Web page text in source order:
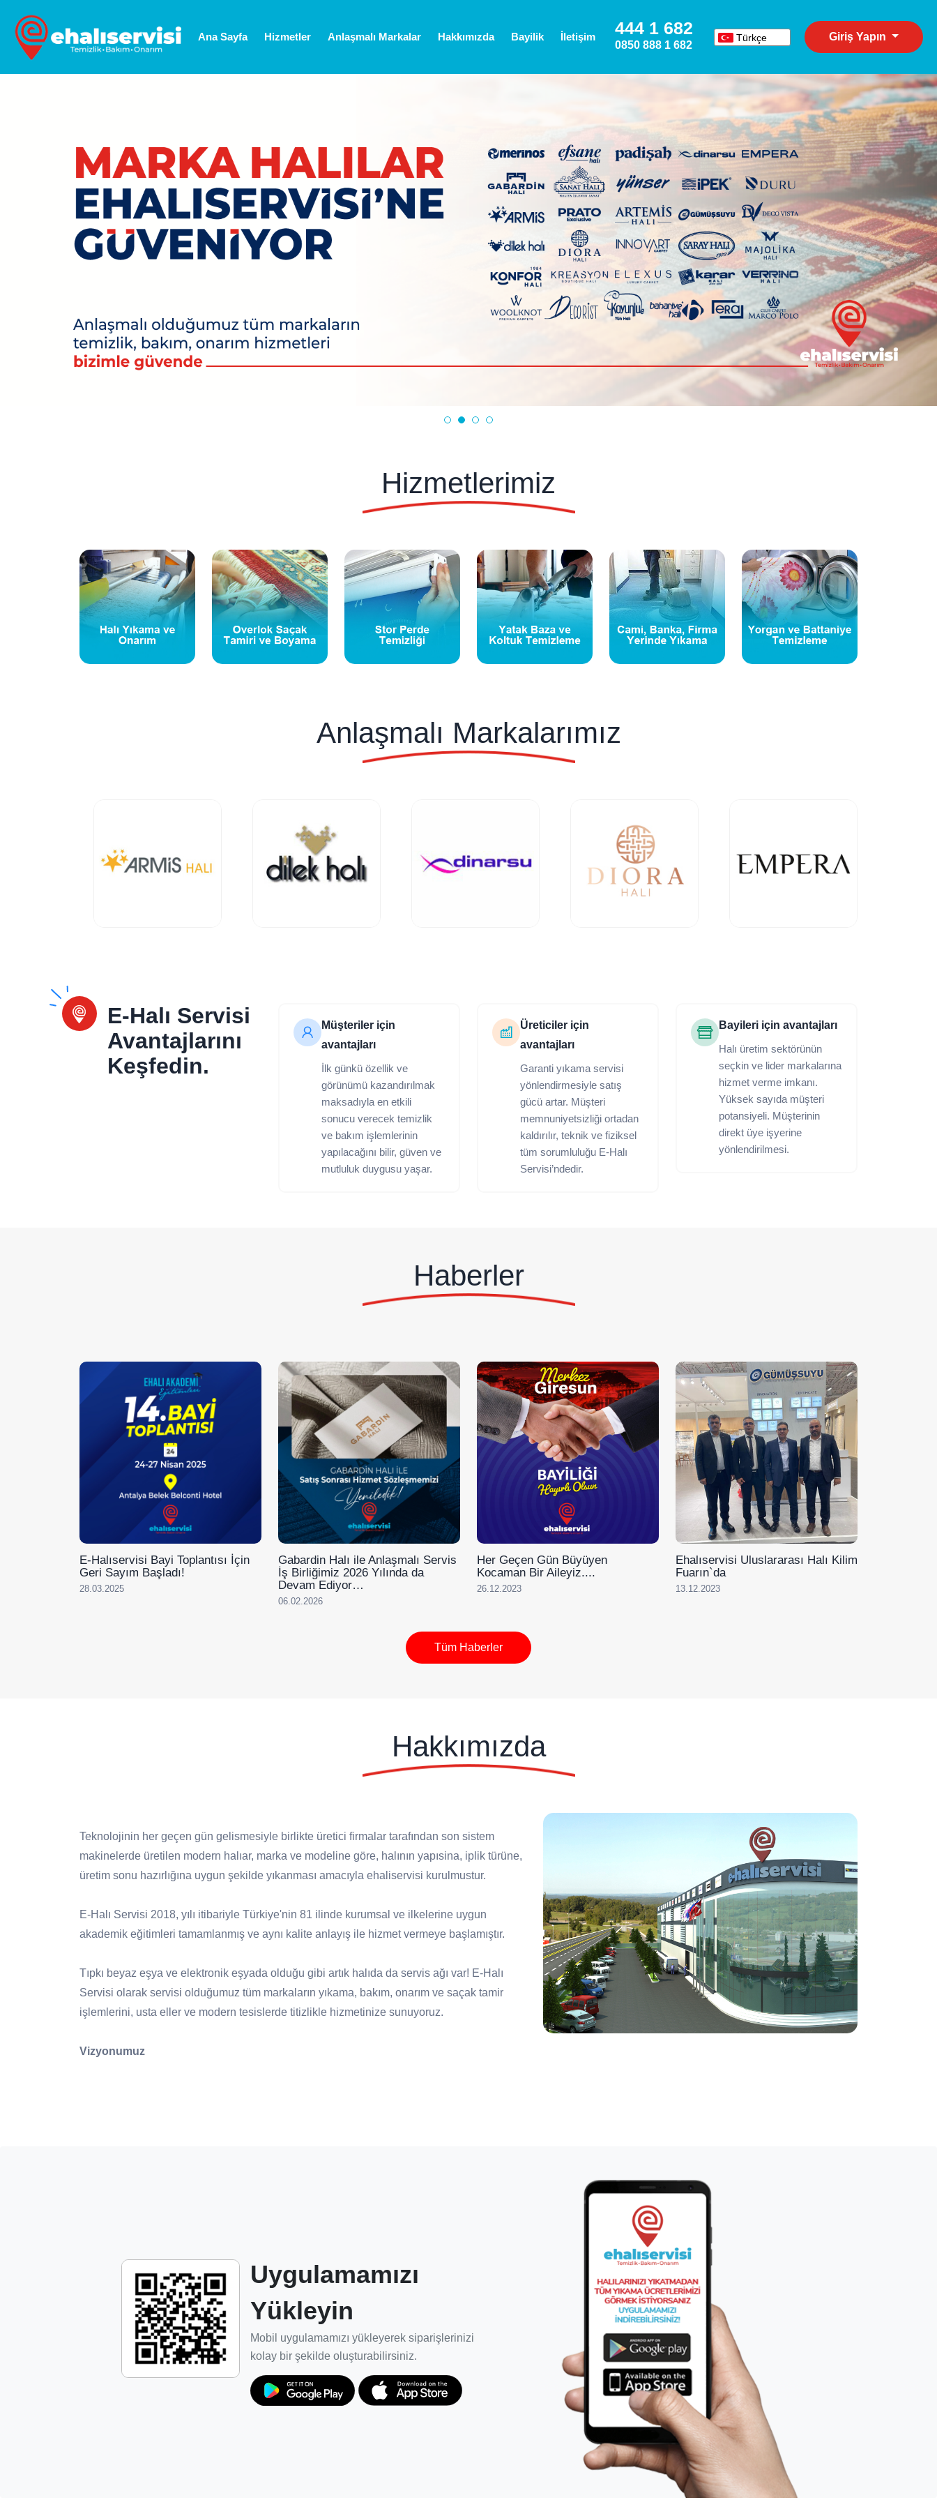
Ana Sayfa Hizmetler Anlaşmalı Markalar Hakkımızda Bayilik İletişim 444 1 682
0850 888 1 682
Türkçe
Español
Deutsch
Русский
عربي
Giriş Yapın
Hizmetlerimiz
Anlaşmalı Markalarımız
E-Halı Servisi
Avantajlarını
Keşfedin.
Müşteriler için
avantajları
İlk günkü özellik ve
görünümü kazandırılmak
maksadıyla en etkili
sonucu verecek temizlik
ve bakım işlemlerinin
yapılacağını bilir, güven ve
mutluluk duygusu yaşar.
Üreticiler için
avantajları
Garanti yıkama servisi
yönlendirmesiyle satış
gücü artar. Müşteri
memnuniyetsizliği ortadan
kaldırılır, teknik ve fiziksel
tüm sorumluluğu E-Halı
Servisi’ndedir.
Bayileri için avantajları
Halı üretim sektörünün
seçkin ve lider markalarına
hizmet verme imkanı.
Yüksek sayıda müşteri
potansiyeli. Müşterinin
direkt üye işyerine
yönlendirilmesi.
Haberler
E-Halıservisi Bayi Toplantısı İçin
Geri Sayım Başladı!
28.03.2025
Gabardin Halı ile Anlaşmalı Servis
İş Birliğimiz 2026 Yılında da
Devam Ediyor…
06.02.2026
Her Geçen Gün Büyüyen
Kocaman Bir Aileyiz....
26.12.2023
Ehalıservisi Uluslararası Halı Kilim
Fuarın`da
13.12.2023
Tüm Haberler
Hakkımızda
Teknolojinin her geçen gün gelismesiyle birlikte üretici firmalar tarafından son sistem
makinelerde üretilen modern halıar, marka ve modeline göre, halının yapısina, iplik türüne,
üretim sonu hazırlığına uygun şekilde yıkanması amacıyla ehaliservisi kurulmustur.
E-Halı Servisi 2018, yılı itibariyle Türkiye'nin 81 ilinde kurumsal ve ilkelerine uygun
akademik eğitimleri tamamlanmış ve aynı kalite anlayış ile hizmet vermeye başlamıştır.
Tıpkı beyaz eşya ve elektronik eşyada olduğu gibi artık halıda da servis ağı var! E-Halı
Servisi olarak servisi olduğumuz tüm markaların yıkama, bakım, onarım ve saçak tamir
işlemlerini, usta eller ve modern tesislerde titizlikle hizmetinize sunuyoruz.
Vizyonumuz
Misyonumuz
Dünya pazarında kalitesini ispat etmiş Türk halısının, doğru ürün ve metotlarla
bakımını yaparak, estetik ve kalitesinden ödün vermeden kullanım ömrünü en üst
seviyeye yükseltiyoruz.
Bakım ve temizlik işleminin marka sahipleri ve müşteriler için garanti süresi
kapsamında ve güven ortamında gelişmesini sağlıyoruz.
E-Halı Servisi ağı ve hizmetlerinin iç pazarda başarıyla hizmet vermesi için yeniden
Uygulamamızı
Yükleyin
Mobil uygulamamızı yükleyerek siparişlerinizi
kolay bir şekilde oluşturabilirsiniz.